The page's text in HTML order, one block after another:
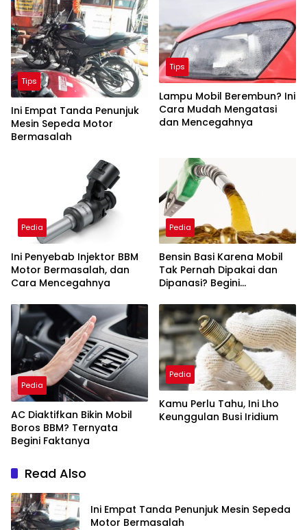
Tips
Ini Empat Tanda Penunjuk
Mesin Sepeda Motor
Bermasalah
Tips
Lampu Mobil Berembun? Ini
Cara Mudah Mengatasi
dan Mencegahnya
Pedia
Ini Penyebab Injektor BBM
Motor Bermasalah, dan
Cara Mencegahnya
Pedia
Bensin Basi Karena Mobil
Tak Pernah Dipakai dan
Dipanasi? Begini
Pedia
AC Diaktifkan Bikin Mobil
Boros BBM? Ternyata
Begini Faktanya
Pedia
Kamu Perlu Tahu, Ini Lho
Keunggulan Busi Iridium
Read Also
Ini Empat Tanda Penunjuk Mesin Sepeda
Motor Bermasalah